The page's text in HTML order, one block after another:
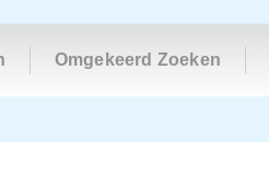
Omgekeerd Zoeken